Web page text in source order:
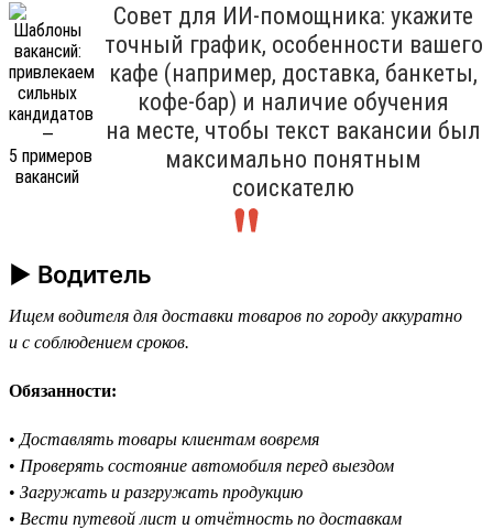
Совет для ИИ-помощника: укажите
точный график, особенности вашего
кафе (например, доставка, банкеты,
кофе-бар) и наличие обучения
на месте, чтобы текст вакансии был
максимально понятным
соискателю
► Водитель
Ищем водителя для доставки товаров по городу аккуратно
и с соблюдением сроков.
Обязанности:
• Доставлять товары клиентам вовремя
• Проверять состояние автомобиля перед выездом
• Загружать и разгружать продукцию
• Вести путевой лист и отчётность по доставкам